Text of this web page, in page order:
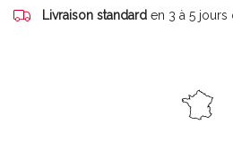
Livraison standard en 3 à 5 jours